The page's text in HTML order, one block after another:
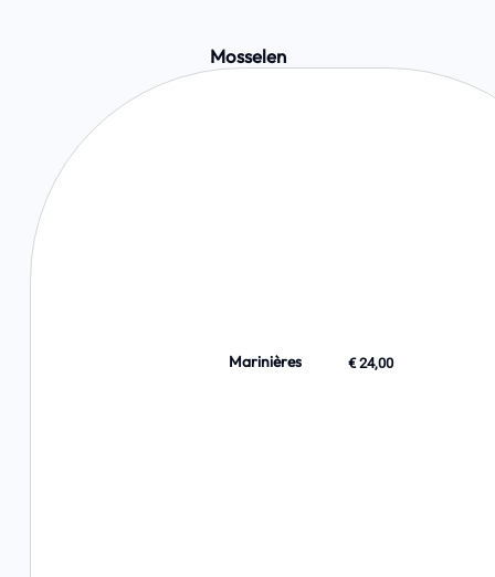
Mosselen
Marinières € 24,00